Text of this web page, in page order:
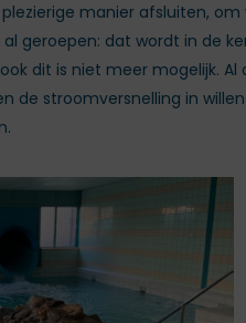
manier afsluiten,
geroepen: dat wordt in de
dit is niet meer mogelijk.
de stroomversnelling in